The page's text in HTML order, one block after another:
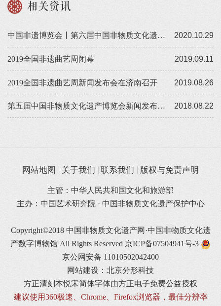
相关资讯
2020.10.29
中国非遗博览会丨第六届中国非物质文化遗产博览会圆满落幕
2019.09.11
2019全国非遗曲艺周闭幕
2019.08.26
2019全国非遗曲艺周新闻发布会在济南召开
2018.08.22
第五届中国非物质文化遗产博览会新闻发布会在京举行
网站地图 关于我们 联系我们 版权与免责声明
主管：中华人民共和国文化和旅游部
主办：中国艺术研究院 · 中国非物质文化遗产保护中心
Copyright©2018 中国非物质文化遗产网·中国非物质文化遗
产数字博物馆 All Rights Reserved 京ICP备07504941号-3
京公网安备 11010502042400
网站建设：北京分形科技
方正清刻本悦宋简体字体由方正电子免费公益授权
建议使用360极速、Chrome、Firefox浏览器，最佳分辨率